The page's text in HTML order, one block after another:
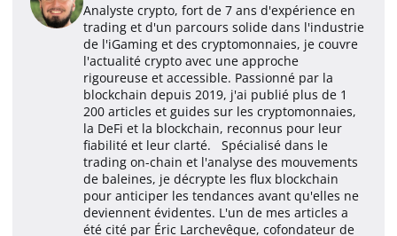
Analyste crypto, fort de 7 ans d'expérience en
trading et d'un parcours solide dans l'industrie
de l'iGaming et des cryptomonnaies, je couvre
l'actualité crypto avec une approche
rigoureuse et accessible. Passionné par la
blockchain depuis 2019, j'ai publié plus de 1
200 articles et guides sur les cryptomonnaies,
la DeFi et la blockchain, reconnus pour leur
fiabilité et leur clarté. Spécialisé dans le
trading on-chain et l'analyse des mouvements
de baleines, je décrypte les flux blockchain
pour anticiper les tendances avant qu'elles ne
deviennent évidentes. L'un de mes articles a
été cité par Éric Larchevêque, cofondateur de